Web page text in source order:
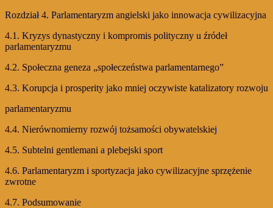
Rozdział 4. Parlamentaryzm angielski jako innowacja cywilizacyjna
4.1. Kryzys dynastyczny i kompromis polityczny u źródeł
parlamentaryzmu
4.2. Społeczna geneza „społeczeństwa parlamentarnego”
4.3. Korupcja i prosperity jako mniej oczywiste katalizatory rozwoju
parlamentaryzmu
4.4. Nierównomierny rozwój tożsamości obywatelskiej
4.5. Subtelni gentlemani a plebejski sport
4.6. Parlamentaryzm i sportyzacja jako cywilizacyjne sprzężenie
zwrotne
4.7. Podsumowanie